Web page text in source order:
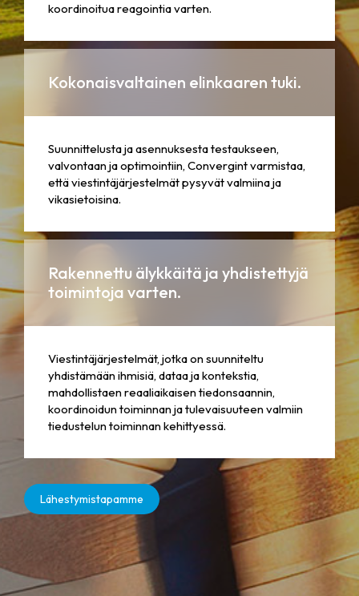
koordinoitua reagointia varten.
Kokonaisvaltainen elinkaaren tuki.
Suunnittelusta ja asennuksesta testaukseen,
valvontaan ja optimointiin, Convergint varmistaa,
että viestintäjärjestelmät pysyvät valmiina ja
vikasietoisina.
Rakennettu älykkäitä ja yhdistettyjä
toimintoja varten.
Viestintäjärjestelmät, jotka on suunniteltu
yhdistämään ihmisiä, dataa ja kontekstia,
mahdollistaen reaaliaikaisen tiedonsaannin,
koordinoidun toiminnan ja tulevaisuuteen valmiin
tiedustelun toiminnan kehittyessä.
Lähestymistapamme